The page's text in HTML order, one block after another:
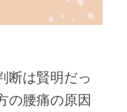
断は賢明だっ
の腰痛の原因